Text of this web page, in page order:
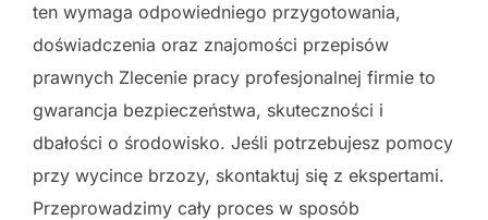
ten wymaga odpowiedniego przygotowania,
doświadczenia oraz znajomości przepisów
prawnych Zlecenie pracy profesjonalnej firmie to
gwarancja bezpieczeństwa, skuteczności i
dbałości o środowisko. Jeśli potrzebujesz pomocy
przy wycince brzozy, skontaktuj się z ekspertami.
Przeprowadzimy cały proces w sposób